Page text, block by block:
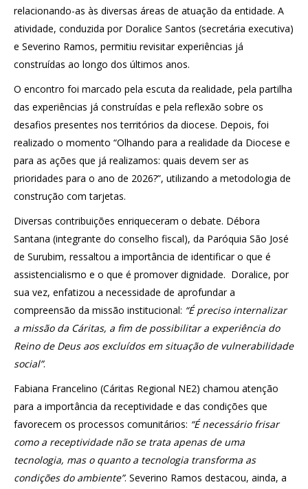
relacionando-as às diversas áreas de atuação da entidade. A
atividade, conduzida por Doralice Santos (secretária executiva)
e Severino Ramos, permitiu revisitar experiências já
construídas ao longo dos últimos anos.
O encontro foi marcado pela escuta da realidade, pela partilha
das experiências já construídas e pela reflexão sobre os
desafios presentes nos territórios da diocese. Depois, foi
realizado o momento “Olhando para a realidade da Diocese e
para as ações que já realizamos: quais devem ser as
prioridades para o ano de 2026?”, utilizando a metodologia de
construção com tarjetas.
Diversas contribuições enriqueceram o debate. Débora
Santana (integrante do conselho fiscal), da Paróquia São José
de Surubim, ressaltou a importância de identificar o que é
assistencialismo e o que é promover dignidade. Doralice, por
sua vez, enfatizou a necessidade de aprofundar a
compreensão da missão institucional: “É preciso internalizar
a missão da Cáritas, a fim de possibilitar a experiência do
Reino de Deus aos excluídos em situação de vulnerabilidade
social”.
Fabiana Francelino (Cáritas Regional NE2) chamou atenção
para a importância da receptividade e das condições que
favorecem os processos comunitários: “É necessário frisar
como a receptividade não se trata apenas de uma
tecnologia, mas o quanto a tecnologia transforma as
condições do ambiente”. Severino Ramos destacou, ainda, a